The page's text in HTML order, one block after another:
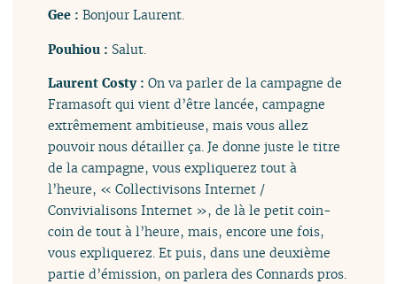
Gee :Bonjour Laurent.
Pouhiou : Salut.
Laurent Costy :On va parler de la campagne de
Framasoft qui vient d’être lancée, campagne
extrêmement ambitieuse, mais vous allez
pouvoir nous détailler ça. Je donne juste le titre
de la campagne, vous expliquerez tout à
l’heure, « Collectivisons Internet /
Convivialisons Internet », de là le petit coin-
coin de tout à l’heure, mais, encore une fois,
vous expliquerez. Et puis, dans une deuxième
partie d’émission, on parlera des Connards pros.